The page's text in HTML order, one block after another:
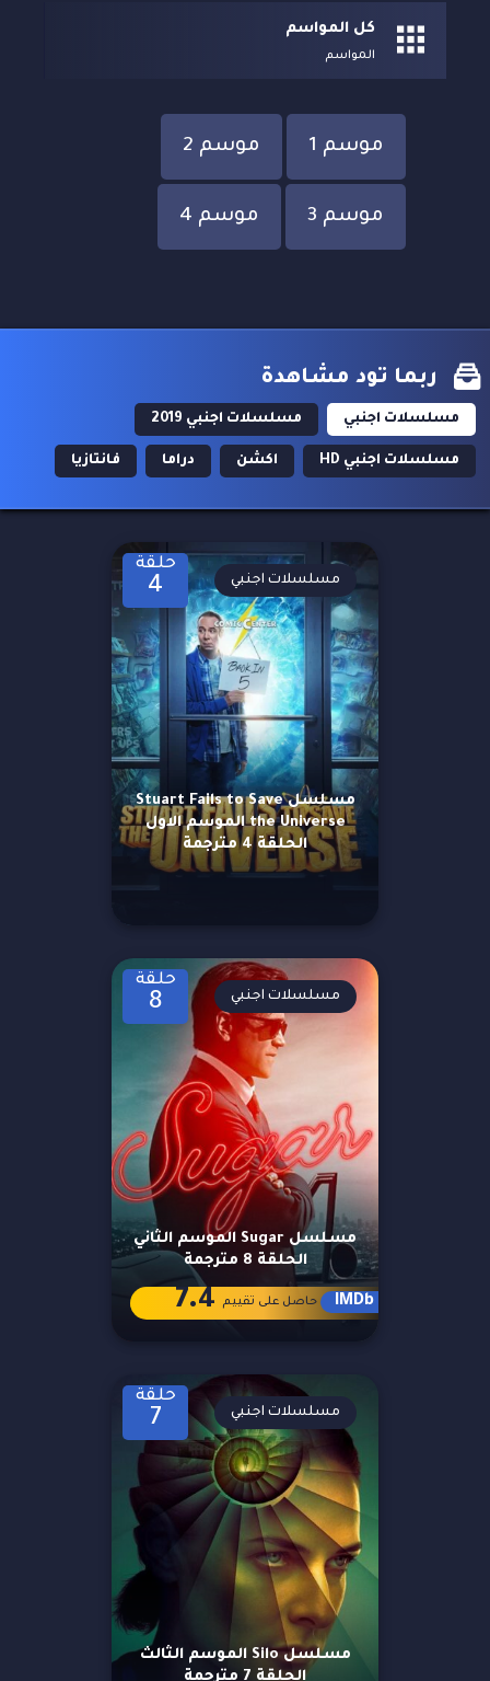
كل المواسم
المواسم
موسم 1 موسم 2
موسم 3 موسم 4
ربما تود مشاهدة
مسلسلات اجنبي مسلسلات اجنبي 2019
مسلسلات اجنبي HD اكشن دراما فانتازيا
حلقة
4
مسلسل Stuart Fails to Save
the Universe الموسم الاول
الحلقة 4 مترجمة
مسلسلات اجنبي
حلقة
8
مسلسل Sugar الموسم الثاني
الحلقة 8 مترجمة
مسلسلات اجنبي
IMDb حاصل على تقييم 7.4
حلقة
7
مسلسل Silo الموسم الثالث
الحلقة 7 مترجمة
مسلسلات اجنبي